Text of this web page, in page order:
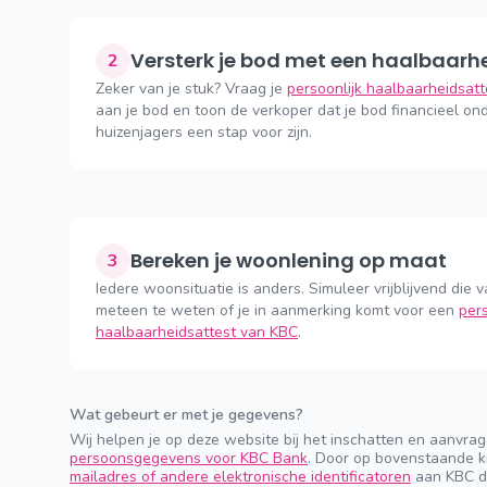
2 Versterk je bod met een
Zeker van je stuk? Vraag je persoonlijk
aan je bod en toon de verkoper dat je bod financieel
huizenjagers een stap voor zijn.
3 Bereken je woonlening op maat
Iedere woonsituatie is anders. Simuleer vrijblijvend die
meteen te weten of je in aanmerking komt voor een
haalbaarheidsattest van KBC.
Wat gebeurt er met je gegevens?
Wij helpen je op deze website bij het inschatten en
persoonsgegevens voor KBC Bank. Door op bovenstaande
mailadres of andere elektronische identificatoren aan KBC